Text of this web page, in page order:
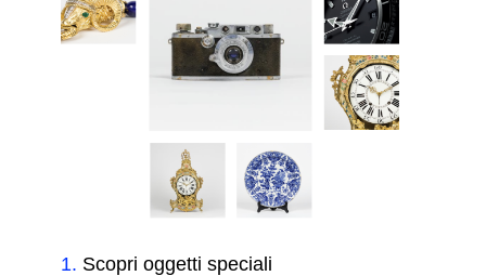
1. Scopri oggetti speciali